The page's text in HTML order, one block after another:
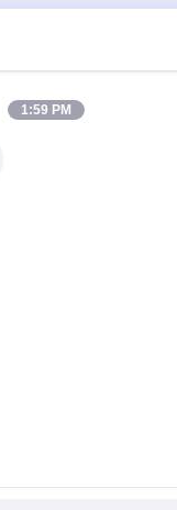
1:59 PM